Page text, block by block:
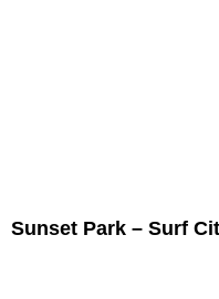
Sunset Park – Surf